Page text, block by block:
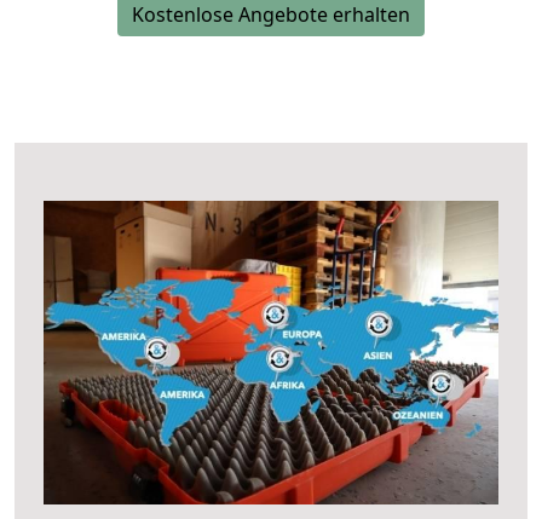
Kostenlose Angebote erhalten